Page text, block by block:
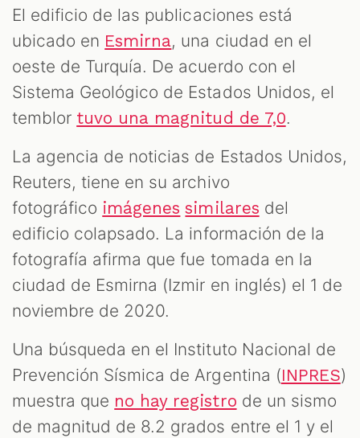
El edificio de las publicaciones está
ubicado en Esmirna, una ciudad en el
oeste de Turquía. De acuerdo con el
Sistema Geológico de Estados Unidos, el
temblor tuvo una magnitud de 7,0.
La agencia de noticias de Estados Unidos,
Reuters, tiene en su archivo
fotográfico imágenes similares del
edificio colapsado. La información de la
fotografía afirma que fue tomada en la
ciudad de Esmirna (Izmir en inglés) el 1 de
noviembre de 2020.
Una búsqueda en el Instituto Nacional de
Prevención Sísmica de Argentina (INPRES)
muestra que no hay registro de un sismo
de magnitud de 8.2 grados entre el 1 y el